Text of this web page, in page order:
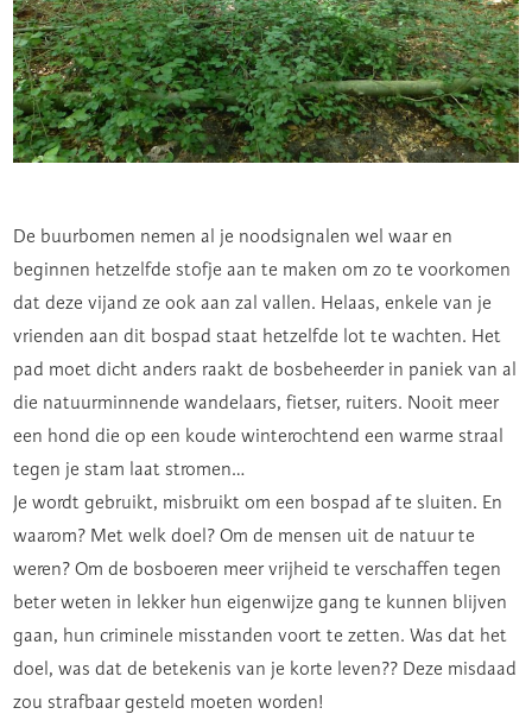
De buurbomen nemen al je noodsignalen wel waar en
beginnen hetzelfde stofje aan te maken om zo te voorkomen
dat deze vijand ze ook aan zal vallen. Helaas, enkele van je
vrienden aan dit bospad staat hetzelfde lot te wachten. Het
pad moet dicht anders raakt de bosbeheerder in paniek van al
die natuurminnende wandelaars, fietser, ruiters. Nooit meer
een hond die op een koude winterochtend een warme straal
tegen je stam laat stromen…
Je wordt gebruikt, misbruikt om een bospad af te sluiten. En
waarom? Met welk doel? Om de mensen uit de natuur te
weren? Om de bosboeren meer vrijheid te verschaffen tegen
beter weten in lekker hun eigenwijze gang te kunnen blijven
gaan, hun criminele misstanden voort te zetten. Was dat het
doel, was dat de betekenis van je korte leven?? Deze misdaad
zou strafbaar gesteld moeten worden!